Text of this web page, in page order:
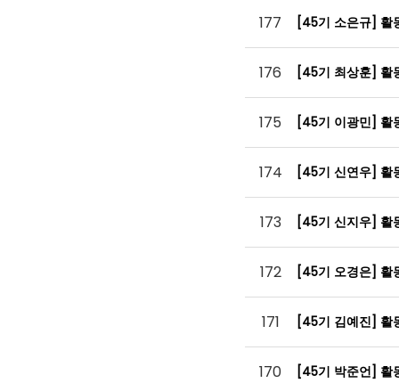
177 [45기 소은규] 활
176 [45기 최상훈] 활
175 [45기 이광민] 활
174 [45기 신연우] 활
173 [45기 신지우] 활
172 [45기 오경은] 활
171 [45기 김예진] 활
170 [45기 박준언] 활